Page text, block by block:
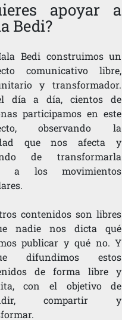
apoyar a
Bedi?
Bedi construimos un
comunicativo libre,
y transformador.
día a día, cientos de
participamos en este
observando la
que nos afecta y
de transformarla
a los movimientos
contenidos son libres
nadie nos dicta qué
publicar y qué no. Y
difundimos estos
de forma libre y
con el objetivo de
compartir y